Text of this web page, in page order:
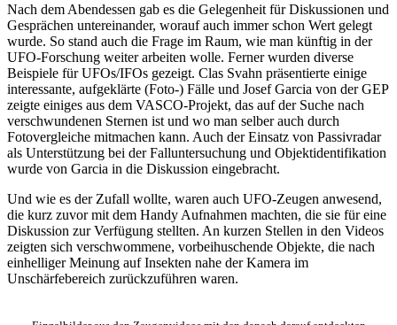
Nach dem Abendessen gab es die Gelegenheit für Diskussionen und
Gesprächen untereinander, worauf auch immer schon Wert gelegt
wurde. So stand auch die Frage im Raum, wie man künftig in der
UFO-Forschung weiter arbeiten wolle. Ferner wurden diverse
Beispiele für UFOs/IFOs gezeigt. Clas Svahn präsentierte einige
interessante, aufgeklärte (Foto-) Fälle und Josef Garcia von der GEP
zeigte einiges aus dem VASCO-Projekt, das auf der Suche nach
verschwundenen Sternen ist und wo man selber auch durch
Fotovergleiche mitmachen kann. Auch der Einsatz von Passivradar
als Unterstützung bei der Falluntersuchung und Objektidentifikation
wurde von Garcia in die Diskussion eingebracht.
Und wie es der Zufall wollte, waren auch UFO-Zeugen anwesend,
die kurz zuvor mit dem Handy Aufnahmen machten, die sie für eine
Diskussion zur Verfügung stellten. An kurzen Stellen in den Videos
zeigten sich verschwommene, vorbeihuschende Objekte, die nach
einhelliger Meinung auf Insekten nahe der Kamera im
Unschärfebereich zurückzuführen waren.